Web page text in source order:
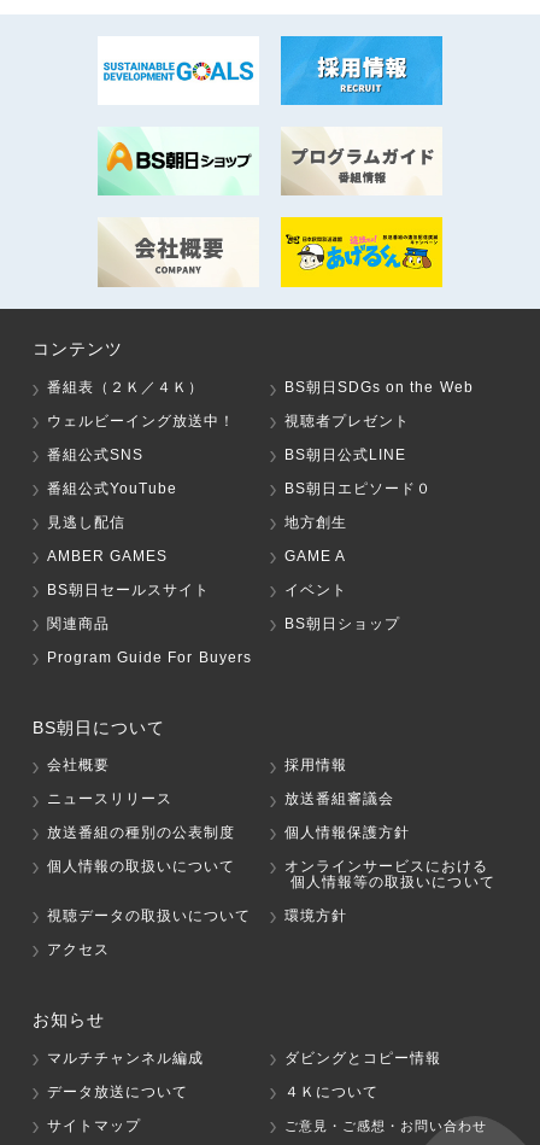
コンテンツ
番組表（２Ｋ／４Ｋ）
BS朝日SDGs on the Web
ウェルビーイング放送中！
視聴者プレゼント
番組公式SNS
BS朝日公式LINE
番組公式YouTube
BS朝日エピソード０
見逃し配信
地方創生
AMBER GAMES
GAME A
BS朝日セールスサイト
イベント
関連商品
BS朝日ショップ
Program Guide For Buyers
BS朝日について
会社概要
採用情報
ニュースリリース
放送番組審議会
放送番組の種別の公表制度
個人情報保護方針
個人情報の取扱いについて
オンラインサービスにおける
個人情報等の取扱いについて
視聴データの取扱いについて
環境方針
アクセス
お知らせ
マルチチャンネル編成
ダビングとコピー情報
データ放送について
４Ｋについて
サイトマップ
ご意見・ご感想・お問い合わせ